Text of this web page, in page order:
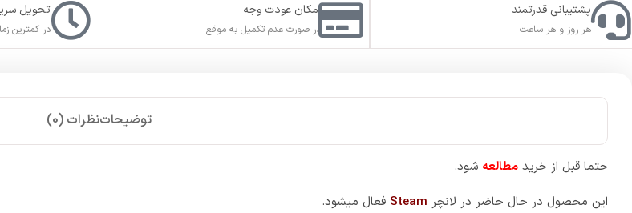
پشتیبانی قدرتمند
هر روز و هر ساعت
امکان عودت وجه
در صورت عدم تکمیل به موقع
تحویل
در کمترین
توضیحاتنظرات (0)
حتما قبل از خرید مطالعه شود.
این محصول در حال حاضر در لانچر Steam فعال میشود.